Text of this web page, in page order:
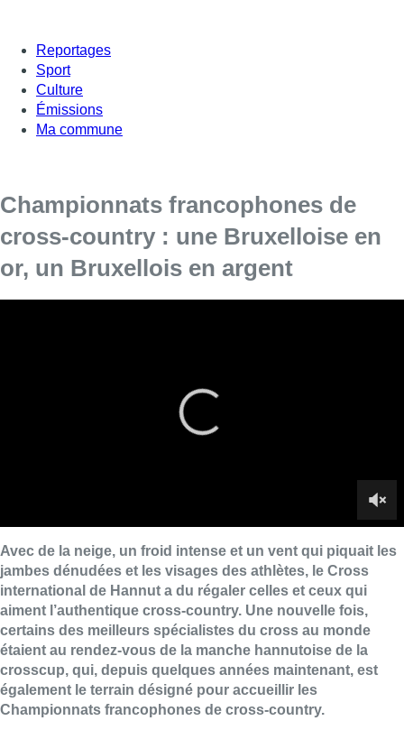
Reportages
Sport
Culture
Émissions
Ma commune
Championnats francophones de
cross-country : une Bruxelloise en
or, un Bruxellois en argent
certains des meilleurs spécialistes du cross au monde
étaient au rendez-vous de la manche hannutoise de la
crosscup, qui, depuis quelques années maintenant, est
Jana Van Lent
était la grande favorite pour décrocher la place de
numéro 1 belge. Le départ donné, l’athlète de l’Excelsior a pris
son tempo en 5e position, derrière les Africaines, et Megan
Keith, récente championne d’Europe de cross-country chez les
Espoirs. Ces dernières ne perdent pas de temps pour s’envoler
devant et creuser un écart important entre elles et Jana. Seules
devant le reste des participantes, Jana bataille alors durant 9
kilomètres de course avec elle-même. Jana s’accroche
jusqu’au dernier mètre, et va conquérir la
première place
belge
et la médaille d’or francophone